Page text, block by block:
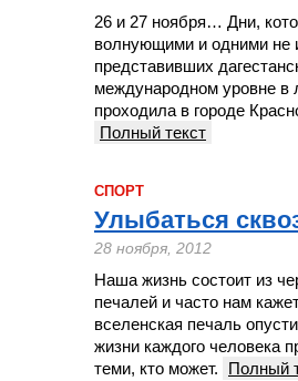
26 и 27 ноября… Дни,
волнующими и одними не
представивших
международном уровне в
проходила в городе
Полный текст
СПОРТ
Улыбаться
28 ноября, 2012
Наша жизнь состоит из
печалей и часто нам
вселенская печаль
жизни каждого человека
теми, кто может.
Полный